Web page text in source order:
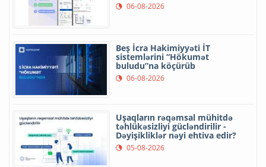
06-08-2026
Beş İcra Hakimiyyəti İT
sistemlərini “Hökumət
buludu”na köçürüb
06-08-2026
Uşaqların rəqəmsal mühitdə
təhlükəsizliyi gücləndirilir -
Dəyişikliklər nəyi ehtiva edir?
05-08-2026